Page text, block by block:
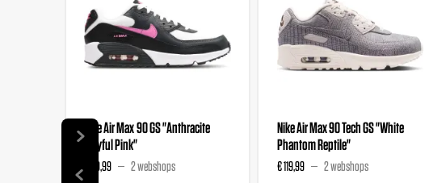
Nike Air Max 90 GS "Anthracite
Playful Pink"
€ 119,99 2 webshops
Nike Air Max 90 Tech GS "White
Phantom Reptile"
€ 119,99 2 webshops